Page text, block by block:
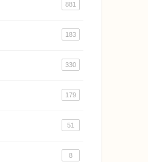
881
183
330
179
51
8